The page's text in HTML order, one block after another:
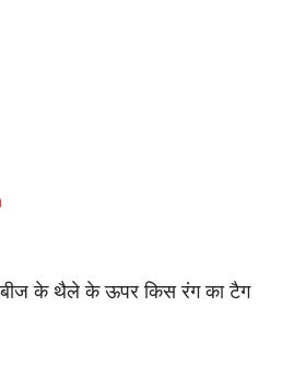
बीज के थैले के ऊपर किस रंग का टैग